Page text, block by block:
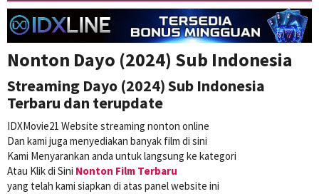
Nonton Dayo (2024) Sub Indonesia
Streaming Dayo (2024) Sub Indonesia
Terbaru dan terupdate
IDXMovie21 Website streaming nonton online
Dan kami juga menyediakan banyak film di sini
Kami Menyarankan anda untuk langsung ke kategori
Atau Klik di Sini Nonton Film Terbaru
yang telah kami siapkan di atas panel website ini